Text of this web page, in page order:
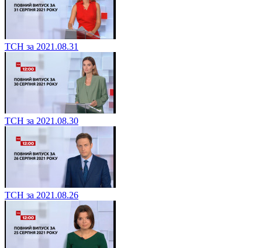
ТСН за 2021.08.31
ТСН за 2021.08.30
ТСН за 2021.08.26